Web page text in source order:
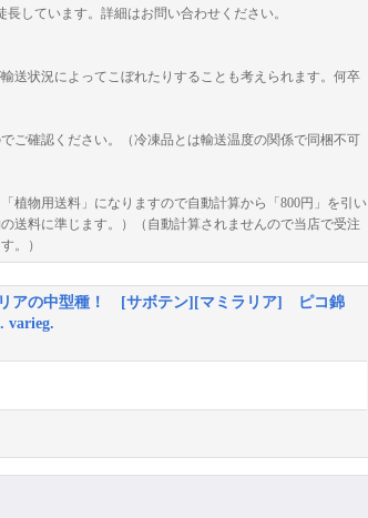
しています。詳細はお問い合わせください。
送状況によってこぼれたりすることも考えられます。何卒
ご確認ください。（冷凍品とは輸送温度の関係で同梱不可
植物用送料」になりますので自動計算から「800円」を引い
送料に準じます。）（自動計算されませんので当店で受注
。）
アの中型種！ [サボテン][マミラリア] ピコ錦
varieg.